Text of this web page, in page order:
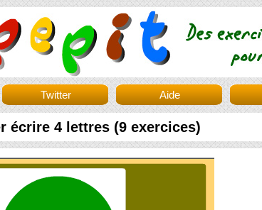
Twitter Aide
écrire 4 lettres (9 exercices)